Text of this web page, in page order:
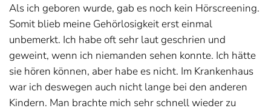
Als ich geboren wurde, gab es noch kein Hörscreening.
Somit blieb meine Gehörlosigkeit erst einmal
unbemerkt. Ich habe oft sehr laut geschrien und
geweint, wenn ich niemanden sehen konnte. Ich hätte
sie hören können, aber habe es nicht. Im Krankenhaus
war ich deswegen auch nicht lange bei den anderen
Kindern. Man brachte mich sehr schnell wieder zu